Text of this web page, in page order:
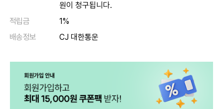
원이 청구됩니다.
적립금
1%
배송정보
CJ 대한통운